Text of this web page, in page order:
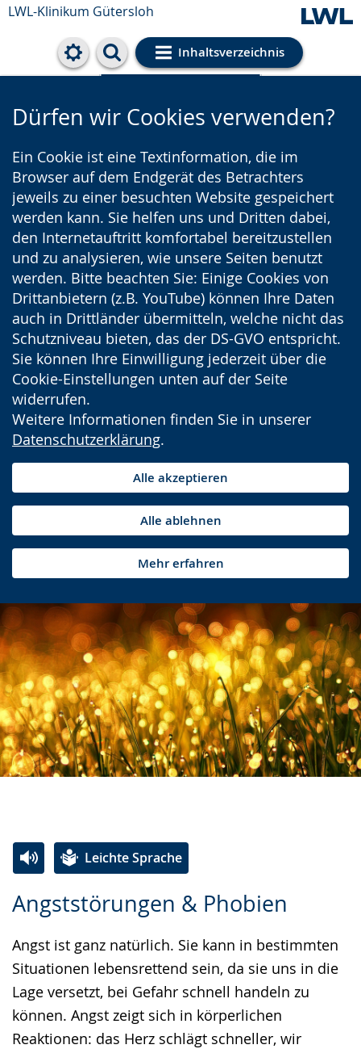
LWL-Klinikum Gütersloh
Inhaltsverzeichnis
Cookie-Einstellungen
Dürfen wir Cookies verwenden?
Ein Cookie ist eine Textinformation, die im
Browser auf dem Endgerät des Betrachters
jeweils zu einer besuchten Website gespeichert
werden kann. Sie helfen uns und Dritten dabei,
den Internetauftritt komfortabel bereitzustellen
und zu analysieren, wie unsere Seiten benutzt
werden. Bitte beachten Sie: Einige Cookies von
Drittanbietern (z.B. YouTube) können Ihre Daten
auch in Drittländer übermitteln, welche nicht das
Schutzniveau bieten, das der DS-GVO entspricht.
Sie können Ihre Einwilligung jederzeit über die
Cookie-Einstellungen unten auf der Seite
widerrufen.
Weitere Informationen finden Sie in unserer
Datenschutzerklärung.
Alle akzeptieren
Alle ablehnen
Mehr erfahren
Angststörungen & Phobien
Angst ist ganz natürlich. Sie kann in bestimmten
Situationen lebensrettend sein, da sie uns in die
Lage versetzt, bei Gefahr schnell handeln zu
können. Angst zeigt sich in körperlichen
Reaktionen: das Herz schlägt schneller, wir
Leichte Sprache
Leichten
wechseln.
Audio-
Video
Deutscher
Gebärdensprache
wird
angezeigt.